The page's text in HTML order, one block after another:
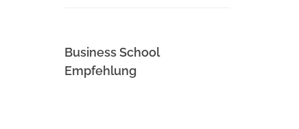
Business School
Empfehlung